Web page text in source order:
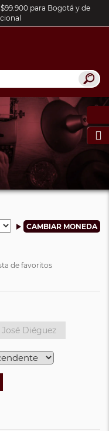
para Bogotá y de

de favoritos